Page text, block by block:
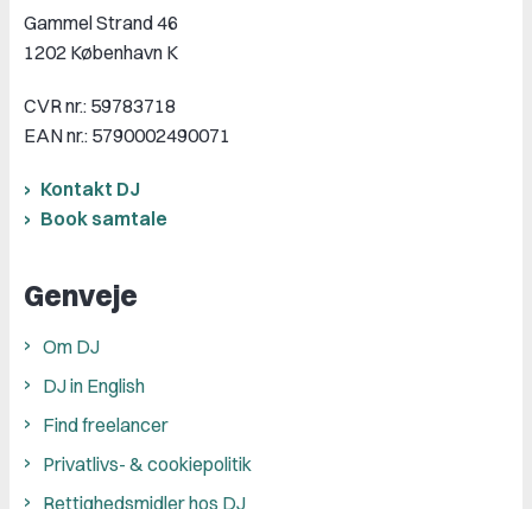
Gammel Strand 46
1202 København K
CVR nr.: 59783718
EAN nr.: 5790002490071
Kontakt DJ
Book samtale
Genveje
Om DJ
DJ in English
Find freelancer
Privatlivs- & cookiepolitik
Rettighedsmidler hos DJ